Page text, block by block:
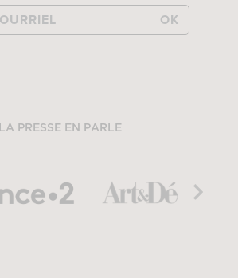
OK
LA PRESSE EN PARLE